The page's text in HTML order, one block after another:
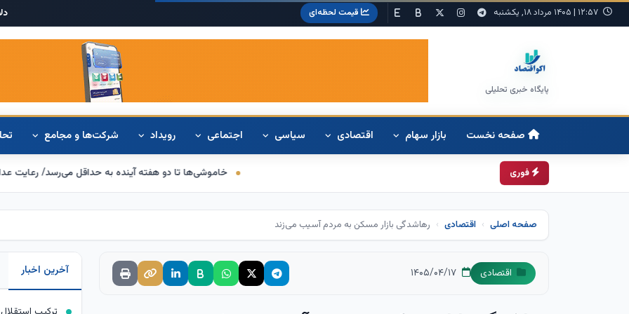
۱۲:۵۷ | ۱۴۰۵ مرداد ۱۸, یکشنبه قیمت لحظه‌ای
پایگاه خبری تحلیلی
صفحه نخست بازار سهام اقتصادی سیاسی اجتماعی رویداد شرکت‌ها و مجامع
فوری خاموشی‌ها تا دو هفته آینده به حداقل می‌رسد/ رعایت عدالت در اعمال
صفحه اصلی اقتصادی رهاشدگی بازار مسکن به مردم آسیب می‌زند
اقتصادی آخرین اخبار